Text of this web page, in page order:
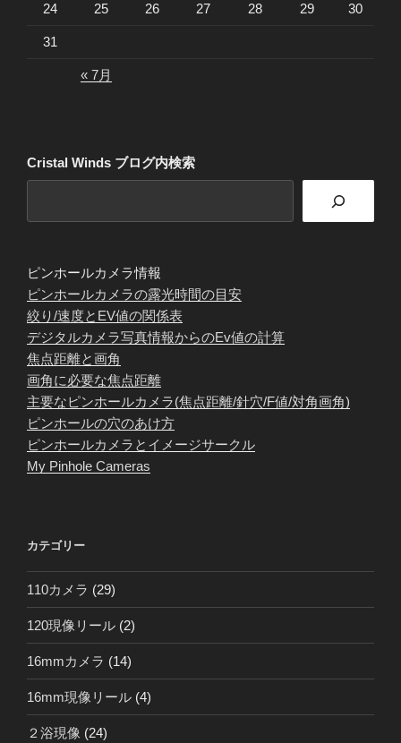
24 25 26 27 28 29 30
31
« 7月
Cristal Winds ブログ内検索
ピンホールカメラ情報
ピンホールカメラの露光時間の目安
絞り/速度とEV値の関係表
デジタルカメラ写真情報からのEv値の計算
焦点距離と画角
画角に必要な焦点距離
主要なピンホールカメラ(焦点距離/針穴/F値/対角画角)
ピンホールの穴のあけ方
ピンホールカメラとイメージサークル
My Pinhole Cameras
カテゴリー
110カメラ (29)
120現像リール (2)
16mmカメラ (14)
16mm現像リール (4)
２浴現像 (24)